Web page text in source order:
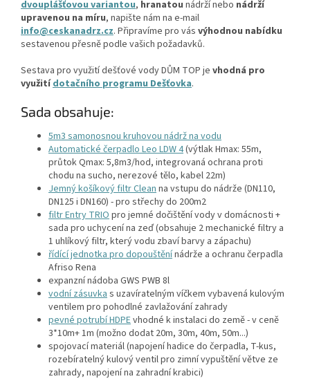
dvouplášťovou variantou, hranatou nádrží nebo nádrží
upravenou na míru, napište nám na e-mail
info@ceskanadrz.cz. Připravíme pro vás výhodnou nabídku
sestavenou přesně podle vašich požadavků.
Sestava pro využití dešťové vody DŮM TOP je vhodná pro
využitídotačního programu Dešťovka.
Sada obsahuje:
5m3 samonosnou kruhovou nádrž na vodu
Automatické čerpadlo Leo LDW 4(výtlak Hmax: 55m,
průtok Qmax: 5,8m3/hod, integrovaná ochrana proti
chodu na sucho, nerezové tělo, kabel 22m)
Jemný košíkový filtr Cleanna vstupu do nádrže (DN110,
DN125 i DN160) - pro střechy do 200m2
filtr Entry TRIOpro jemné dočištění vody v domácnosti +
sada pro uchycení na zeď (obsahuje 2 mechanické filtry a
1 uhlíkový filtr, který vodu zbaví barvy a zápachu)
řídící jednotka pro dopouštěnínádrže a ochranu čerpadla
Afriso Rena
expanzní nádoba GWS PWB 8l
vodní zásuvkas uzavíratelným víčkem vybavená kulovým
ventilem pro pohodlné zavlažování zahrady
pevné potrubí HDPEvhodné k instalaci do země - v ceně
3*10m+ 1m (možno dodat 20m, 30m, 40m, 50m...)
spojovací materiál (napojení hadice do čerpadla, T-kus,
rozebíratelný kulový ventil pro zimní vypuštění větve ze
zahrady, napojení na zahradní krabici)